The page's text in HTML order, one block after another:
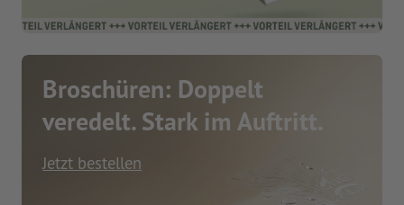
Broschüren: Doppelt
veredelt. Stark im Auftritt.
Jetzt bestellen